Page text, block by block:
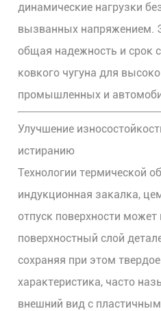
динамические нагрузки
вызванных напряжением.
общая надежность и срок
ковкого чугуна для
промышленных и
Улучшение
истиранию
Технологии термической
индукционная закалка,
отпуск поверхности может
поверхностный слой
сохраняя при этом
характеристика, часто
внешний вид с